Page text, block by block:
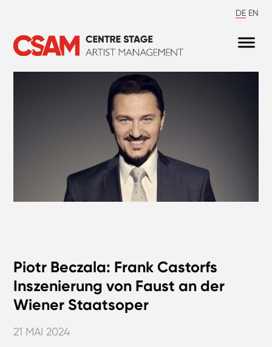
DE EN
Piotr Beczala: Frank Castorfs
Inszenierung von Faust an der
Wiener Staatsoper
21 MAI 2024